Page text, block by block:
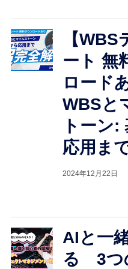
【WBS
ート 無
ロード
WBSと
トーン:
応用ま
2024年12月22日
AIと一
る 3つ